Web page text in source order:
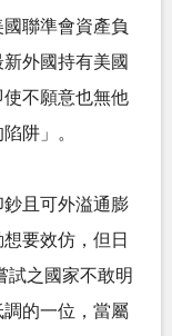
聯準會資產負
外國持有美國
不願意也無他
阱」。
且可外溢通膨
要效仿，但日
試之國家不敢明
的一位，當屬